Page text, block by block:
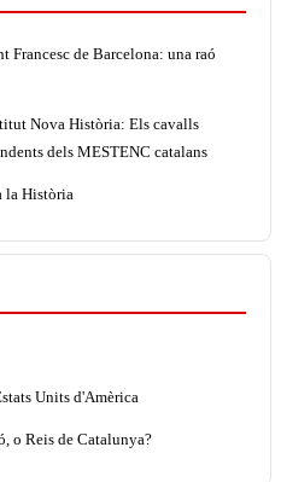
Francesc de Barcelona: una raó
Nova Història: Els cavalls
dels MESTENC catalans
la Història
Units d'Amèrica
o Reis de Catalunya?